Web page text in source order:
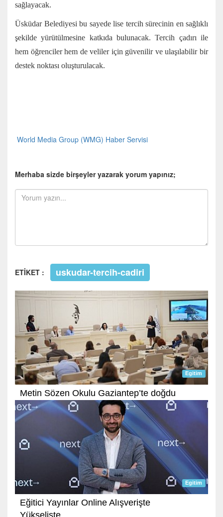
sağlayacak.
Üsküdar Belediyesi bu sayede lise tercih sürecinin en sağlıklı
şekilde yürütülmesine katkıda bulunacak. Tercih çadırı ile
hem öğrenciler hem de veliler için güvenilir ve ulaşılabilir bir
destek noktası oluşturulacak.
World Media Group (WMG) Haber Servisi
Merhaba sizde birşeyler yazarak yorum yapınız;
ETİKET : uskudar-tercih-cadiri
Egitim
Metin Sözen Okulu Gaziantep’te doğdu
Egitim
Eğitici Yayınlar Online Alışverişte
Yükselişte